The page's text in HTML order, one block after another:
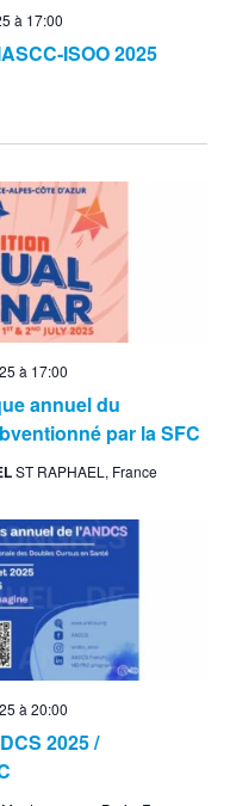
ISOO 2025
à 17:00
annuel du
par la SFC
à 17:00
ST RAPHAEL, France
2025 /
à 20:00